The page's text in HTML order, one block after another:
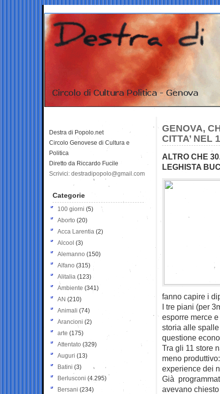
GENOVA,
CITTA’ NEL
ALTRO CHE
LEGHISTA
fanno capire i
I tre piani (per
esporre merce
storia alle
questione
Tra gli 11 store
meno
experience dei
Già
avevano
Destra di Popolo.net
Circolo Genovese di Cultura e
Politica
Diretto da Riccardo Fucile
Scrivici: destradipopolo@gmail.com
Categorie
100 giorni (5)
Aborto (20)
Acca Larentia (2)
Alcool (3)
Alemanno (150)
Alfano (315)
Alitalia (123)
Ambiente (341)
AN (210)
Animali (74)
Arancioni (2)
arte (175)
Attentato (329)
Auguri (13)
Batini (3)
Berlusconi (4.295)
Bersani (234)